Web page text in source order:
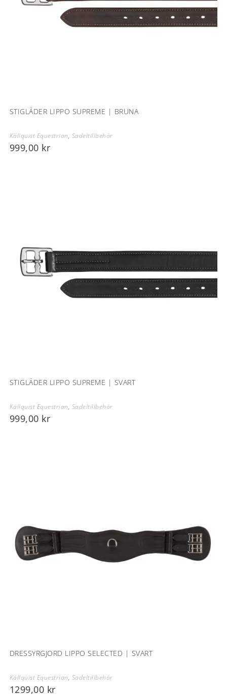
STIGLÄDER LIPPO SUPREME | BRUNA
Källquist Equestrian, Sadeltillbehör
999,00 kr
STIGLÄDER LIPPO SUPREME | SVART
Källquist Equestrian, Sadeltillbehör
999,00 kr
DRESSYRGJORD LIPPO SELECTED | SVART
Källquist Equestrian, Sadeltillbehör
1299,00 kr